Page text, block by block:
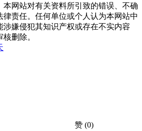
本网站对有关资料所引致的错误、不确
责任。任何单位或个人认为本网站中
涉嫌侵犯其知识产权或存在不实内容
删除。
赞 (0)